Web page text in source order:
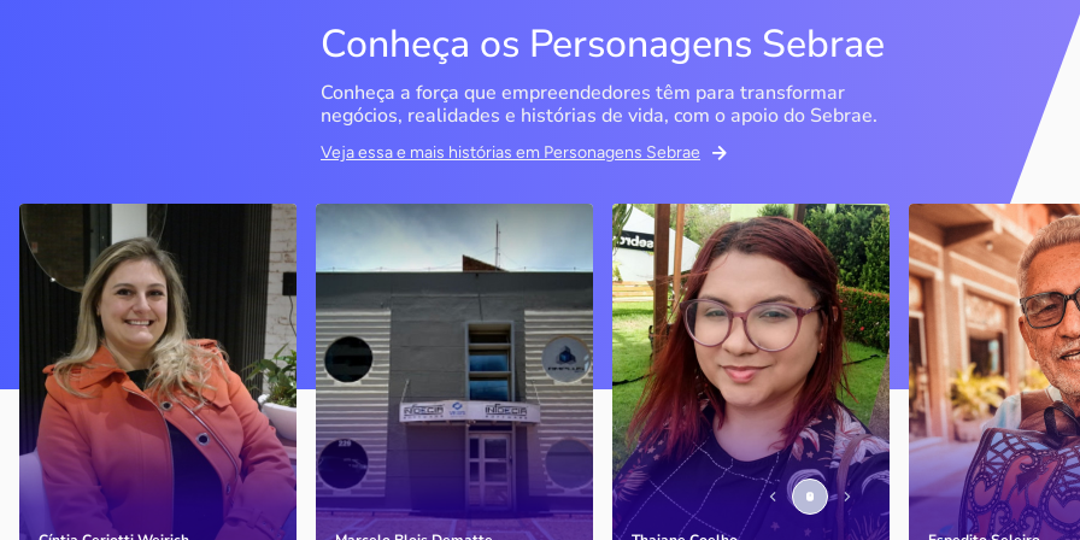
Conheça os Personagens Sebrae
Conheça a força que empreendedores têm para transformar
negócios, realidades e histórias de vida, com o apoio do Sebrae.
Veja essa e mais histórias em Personagens Sebrae
Delucci
Bento Gonçalves / RS
Sem saber muito sobre
empreendedorismo, o casal
contou com o Sebrae para
aprender tudo sobre o
assunto, colocar o negócio
nos eixos e ainda abrir uma
nova empresa
Infoecia Software
Ltda
Londrina / PR
Com mais de 20 anos de
mercado, o empresário
contou com o Sebrae para o
crescimento do negócio
Memória Ancestral
São Luís / MA
Ao lado da irmã e com o
apoio do Sebrae, a Memória
Ancestral utiliza inteligência
artificial com o objetivo de
melhorar a qualidade de vida
de pessoas com a doença
Espedito
Nova Olinda / CE
Peças criadas
cearense já foram
apresentadas em
novelas, desfiles
até em exposições
internacionais